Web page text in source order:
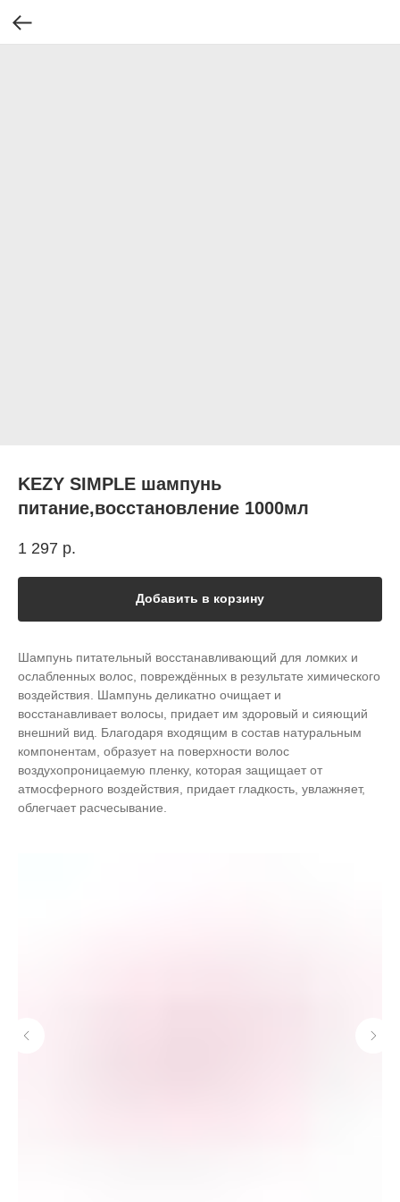
KEZY SIMPLE шампунь
питание,восстановление 1000мл
1 297 р.
Добавить в корзину
Шампунь питательный восстанавливающий для ломких и
ослабленных волос, повреждённых в результате химического
воздействия. Шампунь деликатно очищает и
восстанавливает волосы, придает им здоровый и сияющий
внешний вид. Благодаря входящим в состав натуральным
компонентам, образует на поверхности волос
воздухопроницаемую пленку, которая защищает от
атмосферного воздействия, придает гладкость, увлажняет,
облегчает расчесывание.